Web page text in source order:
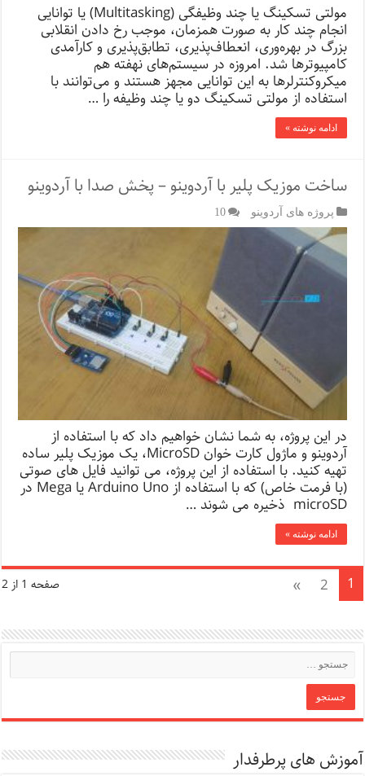
مولتی ‌تسکینگ یا چند وظیفگی (Multitasking) یا توانایی
انجام چند کار به صورت همزمان، موجب رخ دادن انقلابی
بزرگ در بهره‌وری، انعطاف‌پذیری، تطابق‌پذیری و کارآمدی
کامپیوترها شد. امروزه در سیستم‌های نهفته هم
میکروکنترلرها به این توانایی مجهز هستند و می‌توانند با
استفاده از مولتی ‌تسکینگ دو یا چند وظیفه را …
ادامه نوشته »
ساخت موزیک پلیر با آردوینو – پخش صدا با آردوینو
پروژه های آردوینو 10
در این پروژه، به شما نشان خواهیم داد که با استفاده از
آردوینو و ماژول کارت خوان MicroSD، یک موزیک پلیر ساده
تهیه کنید. با استفاده از این پروژه، می توانید فایل های صوتی
(با فرمت خاص) که با استفاده از Arduino Uno یا Mega در
microSD ذخیره می شوند …
ادامه نوشته »
صفحه 1 از 2 1
2
»
آموزش های پرطرفدار